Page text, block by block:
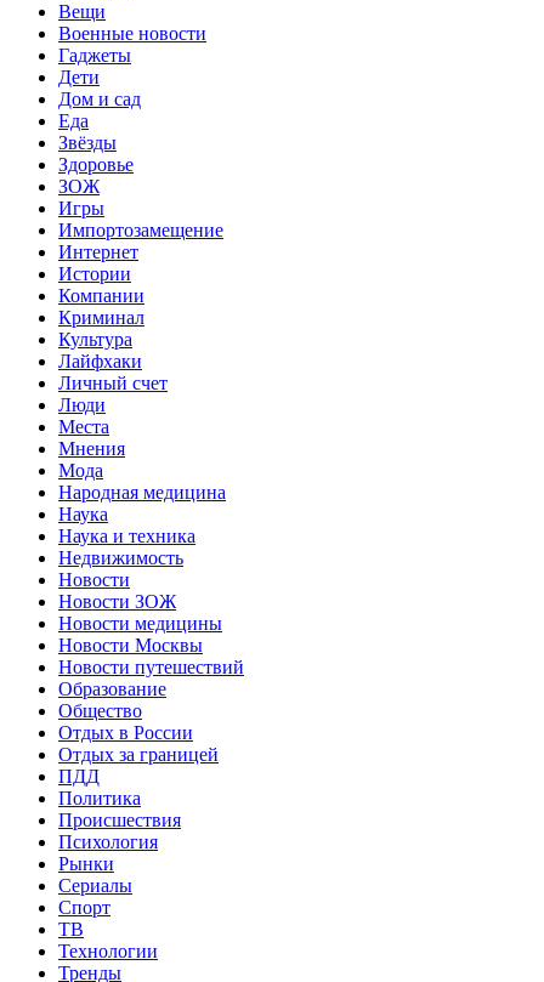
Вещи
Военные новости
Гаджеты
Дети
Дом и сад
Еда
Звёзды
Здоровье
ЗОЖ
Игры
Импортозамещение
Интернет
Истории
Компании
Криминал
Культура
Лайфхаки
Личный счет
Люди
Места
Мнения
Мода
Народная медицина
Наука
Наука и техника
Недвижимость
Новости
Новости ЗОЖ
Новости медицины
Новости Москвы
Новости путешествий
Образование
Общество
Отдых в России
Отдых за границей
ПДД
Политика
Происшествия
Психология
Рынки
Сериалы
Спорт
ТВ
Технологии
Тренды